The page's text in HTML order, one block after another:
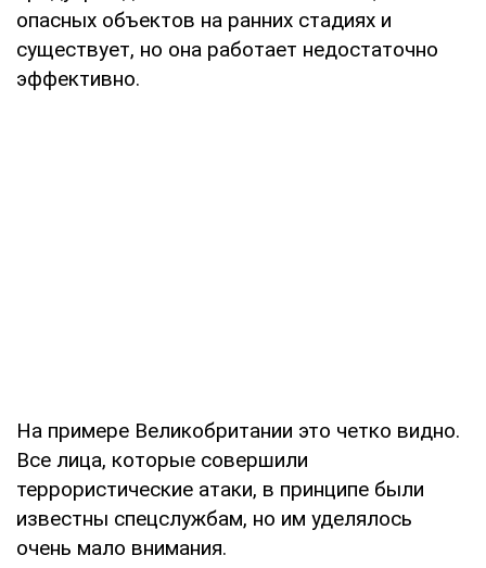
опасных объектов на ранних стадиях и
существует, но она работает недостаточно
эффективно.
На примере Великобритании это четко видно.
Все лица, которые совершили
террористические атаки, в принципе были
известны спецслужбам, но им уделялось
очень мало внимания.